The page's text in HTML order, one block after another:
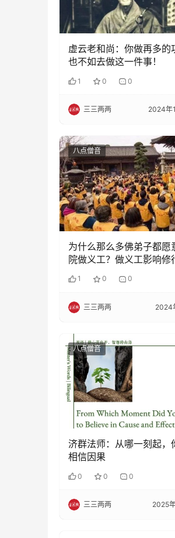
虚云老和尚：你做再多的
也不如去做这一件事！
1 0 0
三三两两 2024年
八点僧音
为什么那么多佛弟子都愿
院做义工？做义工影响修
1 0 0
三三两两 2024
八点僧音
济群法师：从哪一刻起，
相信因果
0 0 0
三三两两 2025